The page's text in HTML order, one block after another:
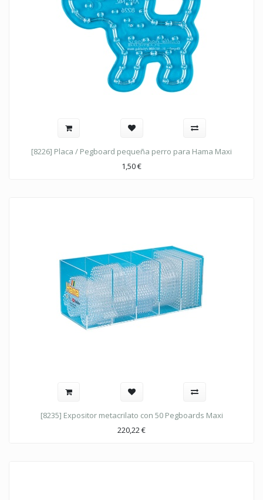
[8226] Placa / Pegboard pequeña perro para Hama Maxi
1,50€
[8235] Expositor metacrilato con 50 Pegboards Maxi
220,22€